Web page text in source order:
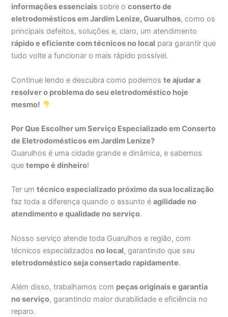
informações essenciais sobre oconserto de
eletrodomésticos em Jardim Lenize, Guarulhos, como os
principais defeitos, soluções e, claro, um atendimento
rápido e eficiente com técnicos no local para garantir que
tudo volte a funcionar o mais rápido possível.
Continue lendo e descubra como podemoste ajudar a
resolver o problema do seu eletrodoméstico hoje
mesmo!
Por Que Escolher um Serviço Especializado em Conserto
de Eletrodomésticos em Jardim Lenize?
Guarulhos é uma cidade grande e dinâmica, e sabemos
quetempo é dinheiro!
Ter umtécnico especializado próximo da sua localização
faz toda a diferença quando o assunto éagilidade no
atendimento e qualidade no serviço.
Nosso serviço atende toda Guarulhos e região, com
técnicos especializados no local, garantindo que seu
eletrodoméstico seja consertado rapidamente.
Além disso, trabalhamos com peças originais e garantia
no serviço, garantindo maior durabilidade e eficiência no
reparo.